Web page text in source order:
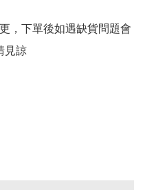
，下單後如遇缺貨問題會
見諒